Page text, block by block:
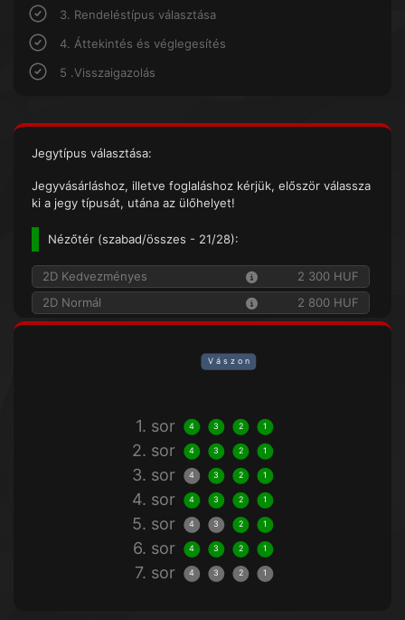
3. Rendeléstípus választása
4. Áttekintés és véglegesítés
5 .Visszaigazolás
Jegytípus választása:
Jegyvásárláshoz, illetve foglaláshoz kérjük, először válassza
ki a jegy típusát, utána az ülőhelyet!
Nézőtér (szabad/összes - 21/28):
2D Kedvezményes
2 300 HUF
2D Normál
2 800 HUF
V á s z o n
1. sor 4 3 2 1
2. sor 4 3 2 1
3. sor 4 3 2 1
4. sor 4 3 2 1
5. sor 4 3 2 1
6. sor 4 3 2 1
7. sor 4 3 2 1